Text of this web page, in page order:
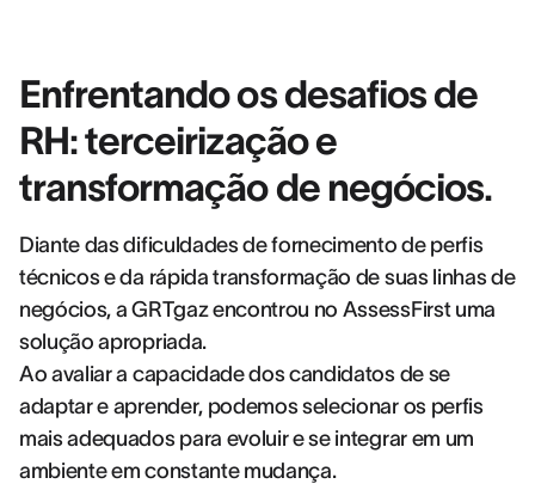
Enfrentando os desafios de
RH: terceirização e
transformação de negócios.
Diante das dificuldades de fornecimento de perfis
técnicos e da rápida transformação de suas linhas de
negócios, a GRTgaz encontrou no AssessFirst uma
solução apropriada.
Ao avaliar a capacidade dos candidatos de se
adaptar e aprender, podemos selecionar os perfis
mais adequados para evoluir e se integrar em um
ambiente em constante mudança.